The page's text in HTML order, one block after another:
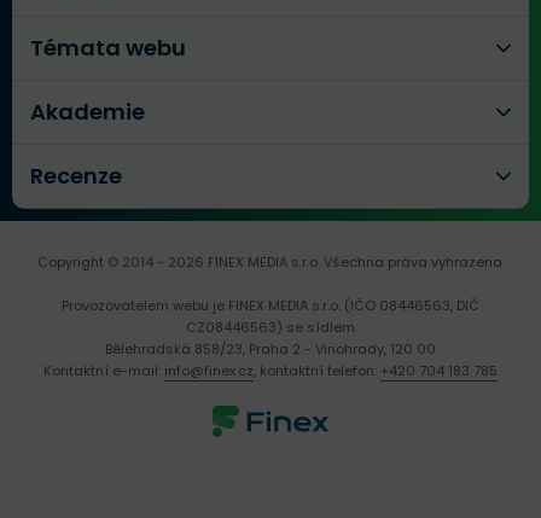
Témata webu
Akademie
Recenze
Copyright © 2014 - 2026 FINEX MEDIA s.r.o.Všechna práva vyhrazena.
Provozovatelem webu je FINEX MEDIA s.r.o. (IČO 08446563, DIČ
CZ08446563) se sídlem
Bělehradská 858/23, Praha 2 - Vinohrady, 120 00
Kontaktní e-mail: info@finex.cz, kontaktní telefon: +420 704 183 785